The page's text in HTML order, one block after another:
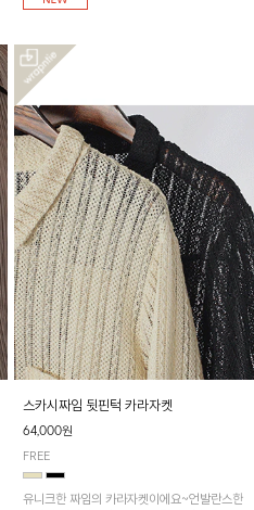
운 실루엣으로 활동성이 좋아 데일리 하게 즐
스카시짜임 뒷핀턱 카라자켓
64,000원
FREE
유니크한 짜임의 카라자켓이에요~언발란스한